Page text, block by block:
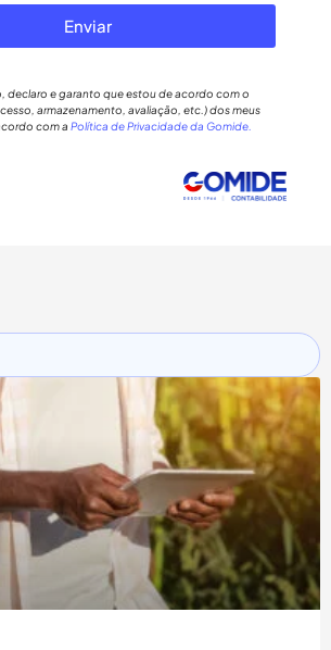
Enviar
declaro e garanto que estou de acordo com o
armazenamento, avaliação, etc.) dos meus
com a Política de Privacidade da Gomide.